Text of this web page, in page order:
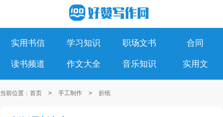
实用书信 学习知识 职场文书 合同
读书频道 作文大全 音乐知识 实用文
当前位置： 首页 > 手工制作 > 折纸